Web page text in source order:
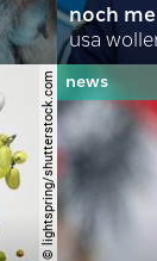
noch
usa
© lightspring/shutterstock.com